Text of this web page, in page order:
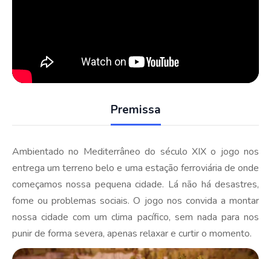
Premissa
Ambientado no Mediterrâneo do século XIXo jogo nos
entrega umterreno belo e uma estação ferroviária de onde
começamos nossa pequena cidade. Lá não há desastres,
fome ouproblemas sociais. O jogo nos convida a montar
nossa cidade com um clima pacífico, sem nada para nos
punir de forma severa, apenas relaxar e curtir o momento.